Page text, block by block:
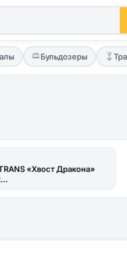
Бульдозеры
«Хвост Дракона»